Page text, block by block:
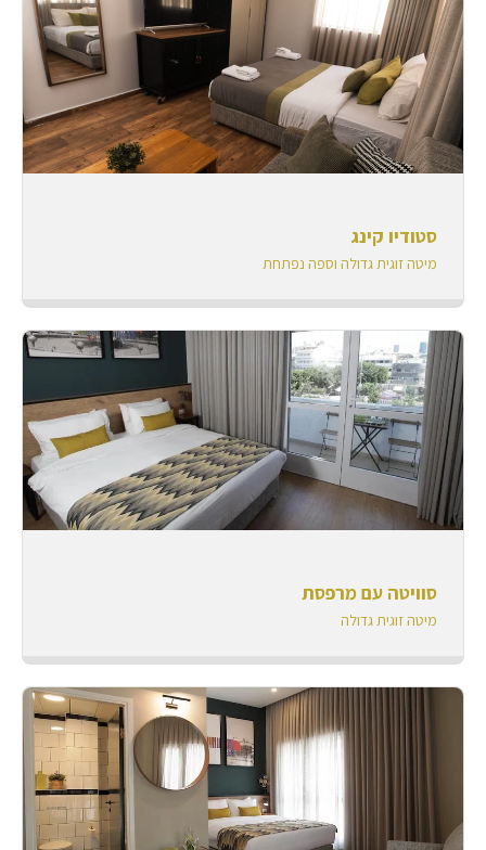
סטודיו קינג
מיטה זוגית גדולה וספה נפתחת
סוויטה עם מרפסת
מיטה זוגית גדולה